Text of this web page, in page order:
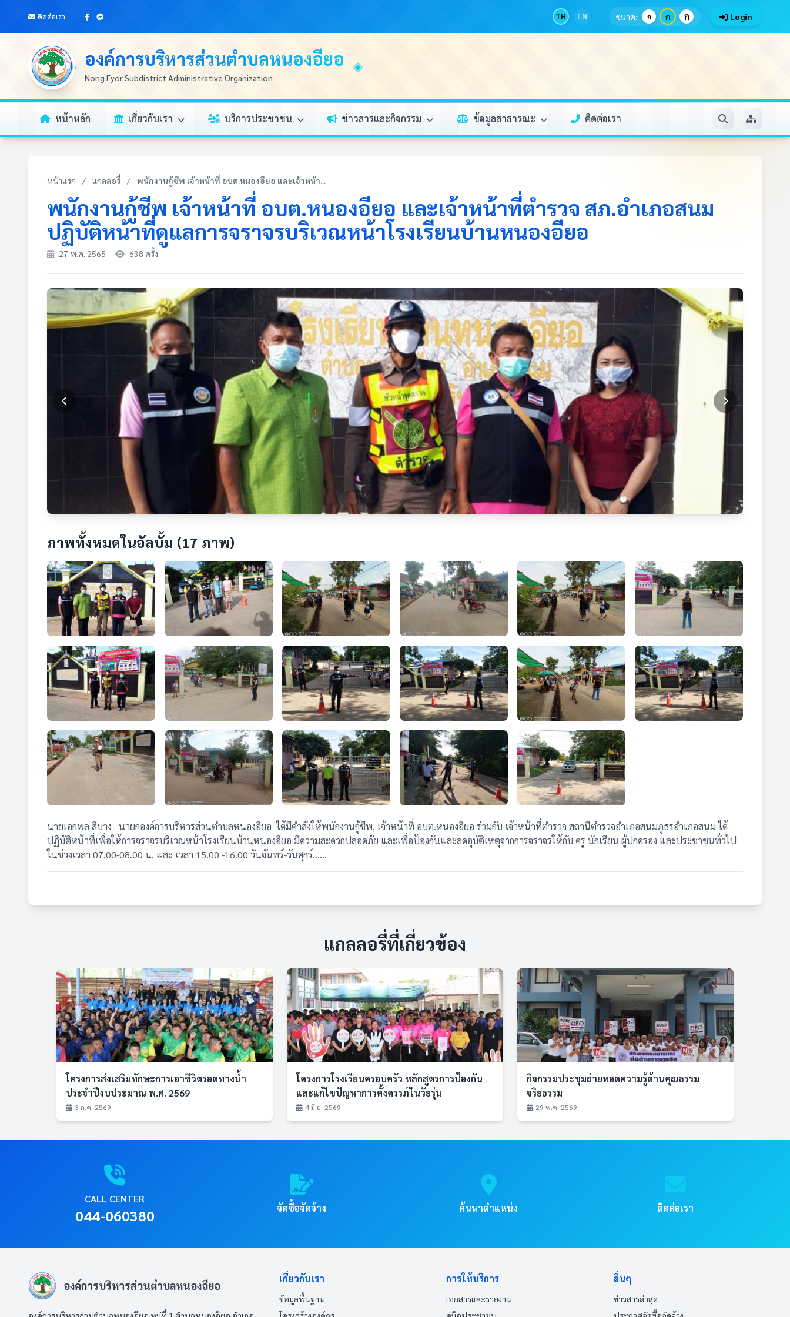
ติดต่อเรา TH EN ขนาด: ก ก ก Login
องค์การบริหารส่วนตำบลหนองอียอ
Nong Eyor Subdistrict Administrative Organization
หน้าหลัก เกี่ยวกับเรา บริการประชาชน ข่าวสารและกิจกรรม ข้อมูลสาธารณะ ติดต่อเรา
หน้าแรก / แกลลอรี่ / พนักงานกู้ชีพ เจ้าหน้าที่ อบต.หนองอียอ และเจ้าหน้า...
พนักงานกู้ชีพ เจ้าหน้าที่ อบต.หนองอียอ และเจ้าหน้าที่ตำรวจ สภ.อำเภอสนม
ปฏิบัติหน้าที่ดูแลการจราจรบริเวณหน้าโรงเรียนบ้านหนองอียอ
27 พ.ค. 2565 638 ครั้ง
ภาพทั้งหมดในอัลบั้ม (17 ภาพ)
นายเอกพล สีบาง นายกองค์การบริหารส่วนตำบลหนองอียอ ได้มีคำสั่งให้พนักงานกู้ชีพ, เจ้าหน้าที่ อบต.หนองอียอ ร่วมกับ เจ้าหน้าที่ตำรวจ สถานีตำรวจอำเภอสนมภูธรอำเภอสนม ได้
ปฏิบัติหน้าที่เพื่อให้การจราจรบริเวณหน้าโรงเรียนบ้านหนองอียอ มีความสะดวกปลอดภัย และเพื่อป้องกันและลดอุบัติเหตุจากการจราจรให้กับ ครู นักเรียน ผู้ปกครอง และประชาชนทั่วไป
ในช่วงเวลา 07.00-08.00 น. และ เวลา 15.00 -16.00 วันจันทร์-วันศุกร์……
แกลลอรี่ที่เกี่ยวข้อง
โครงการส่งเสริมทักษะการเอาชีวิตรอดทางน้ำ
ประจำปีงบประมาณ พ.ศ. 2569
3 ก.ค. 2569
โครงการโรงเรียนครอบครัว หลักสูตรการป้องกัน
และแก้ไขปัญหาการตั้งครรภ์ในวัยรุ่น
4 มิ.ย. 2569
กิจกรรมประชุมถ่ายทอดความรู้ด้านคุณธรรม
จริยธรรม
29 พ.ค. 2569
CALL CENTER
044-060380 จัดซื้อจัดจ้าง ค้นหาตำแหน่ง ติดต่อเรา
องค์การบริหารส่วนตำบลหนองอียอ
เกี่ยวกับเรา
ข้อมูลพื้นฐาน
การให้บริการ
เอกสารและรายงาน
อื่นๆ
ข่าวสารล่าสุด